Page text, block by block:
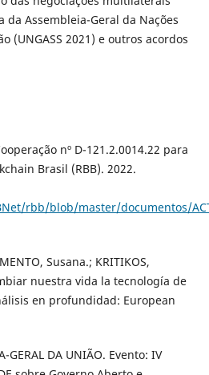
da Assembleia-Geral da Nações
(UNGASS 2021) e outros acordos
nº D-121.2.0014.22 para
Brasil (RBB). 2022.
rbb/blob/master/documentos/
Susana.; KRITIKOS,
nuestra vida la tecnología de
en profundidad: European
GERAL DA UNIÃO. Evento: IV